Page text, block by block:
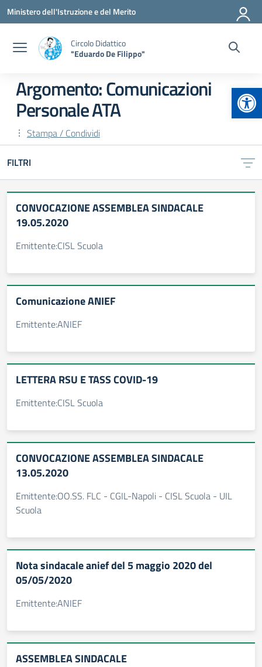
Vai ai contenuti
Vai al menu di navigazione
Vai al footer
Ministero dell'Istruzione e del Merito
Circolo Didattico
"Eduardo De Filippo"
Argomento: Comunicazioni
Personale ATA
Stampa / Condividi
FILTRI
CONVOCAZIONE ASSEMBLEA SINDACALE
19.05.2020
Emittente:CISL Scuola
Comunicazione ANIEF
Emittente:ANIEF
LETTERA RSU E TASS COVID-19
Emittente:CISL Scuola
CONVOCAZIONE ASSEMBLEA SINDACALE
13.05.2020
Emittente:OO.SS. FLC - CGIL-Napoli - CISL Scuola - UIL
Scuola
Nota sindacale anief del 5 maggio 2020 del
05/05/2020
Emittente:ANIEF
ASSEMBLEA SINDACALE